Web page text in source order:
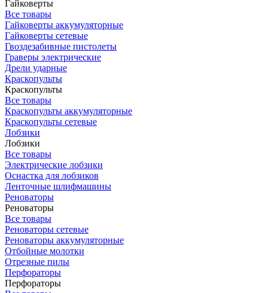
Гайковерты
Все товары
Гайковерты аккумуляторные
Гайковерты сетевые
Гвоздезабивные пистолеты
Граверы электрические
Дрели ударные
Краскопульты
Краскопульты
Все товары
Краскопульты аккумуляторные
Краскопульты сетевые
Лобзики
Лобзики
Все товары
Электрические лобзики
Оснастка для лобзиков
Ленточные шлифмашины
Реноваторы
Реноваторы
Все товары
Реноваторы сетевые
Реноваторы аккумуляторные
Отбойные молотки
Отрезные пилы
Перфораторы
Перфораторы